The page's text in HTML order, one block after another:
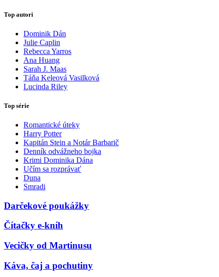
Top autori
Dominik Dán
Julie Caplin
Rebecca Yarros
Ana Huang
Sarah J. Maas
Táňa Keleová Vasilková
Lucinda Riley
Top série
Romantické úteky
Harry Potter
Kapitán Stein a Notár Barbarič
Denník odvážneho bojka
Krimi Dominika Dána
Učím sa rozprávať
Duna
Smradi
Darčekové poukážky
Čítačky e-kníh
Vecičky od Martinusu
Káva, čaj a pochutiny